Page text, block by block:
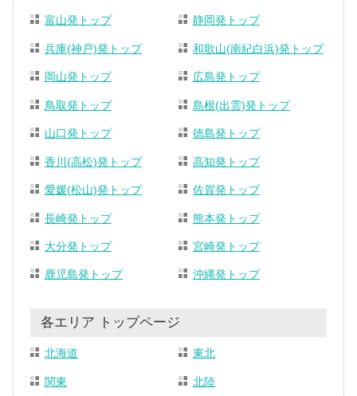
富山発トップ 静岡発トップ
兵庫(神戸)発トップ 和歌山(南紀白浜)発トップ
岡山発トップ 広島発トップ
鳥取発トップ 島根(出雲)発トップ
山口発トップ 徳島発トップ
香川(高松)発トップ 高知発トップ
愛媛(松山)発トップ 佐賀発トップ
長崎発トップ 熊本発トップ
大分発トップ 宮崎発トップ
鹿児島発トップ 沖縄発トップ
各エリア トップページ
北海道 東北
関東 北陸